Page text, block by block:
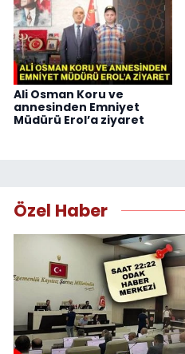
Ali Osman Koru ve
annesinden Emniyet
Müdürü Erol’a ziyaret
Özel Haber